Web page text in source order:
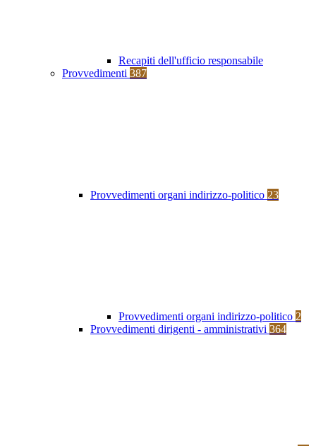
Recapiti dell'ufficio responsabile
Provvedimenti 387
Provvedimenti organi indirizzo-politico 23
Provvedimenti organi indirizzo-politico 2
Provvedimenti dirigenti - amministrativi 364